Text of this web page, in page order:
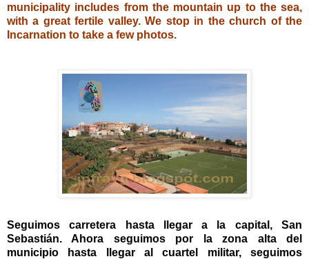
municipality includes from the mountain up to the sea,
with a great fertile valley. We stop in the church of the
Incarnation to take a few photos.
Seguimos carretera hasta llegar a la capital, San
Sebastián. Ahora seguimos por la zona alta del
municipio hasta llegar al cuartel militar, seguimos